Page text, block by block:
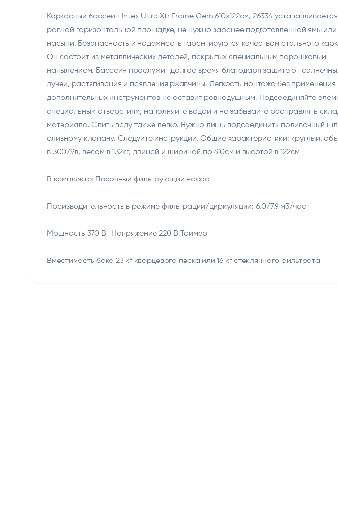
Каркасный бассейн Intex Ultra Xtr Frame Oem 610х122см, 26334
ровной горизонтальной площадке, не нужно заранее подготовленной ямы или
насыпи. Безопасность и надёжность гарантируются качеством стального
Он состоит из металлических деталей, покрытых специальным порошковым
напылением. Бассейн прослужит долгое время благодаря защите от
лучей, растягивания и появления ржавчины. Легкость монтажа без применения
дополнительных инструментов не оставит равнодушным. Подсоединяйте
специальным отверстиям, наполняйте водой и не забывайте расправлять
материала. Слить воду также легко. Нужно лишь подсоединить поливочный
сливному клапану. Следуйте инструкции. Общие характеристики: круглый,
в 30079л, весом в 132кг, длиной и шириной по 610см и высотой в 122см
В комплекте: Песочный фильтрующий насос
Производительность в режиме фильтрации/циркуляции: 6.0/7.9 м3/час
Мощность 370 Вт Напряжение 220 В Таймер
Вместимость бака 23 кг кварцевого песка или 16 кг стеклянного фильтрата